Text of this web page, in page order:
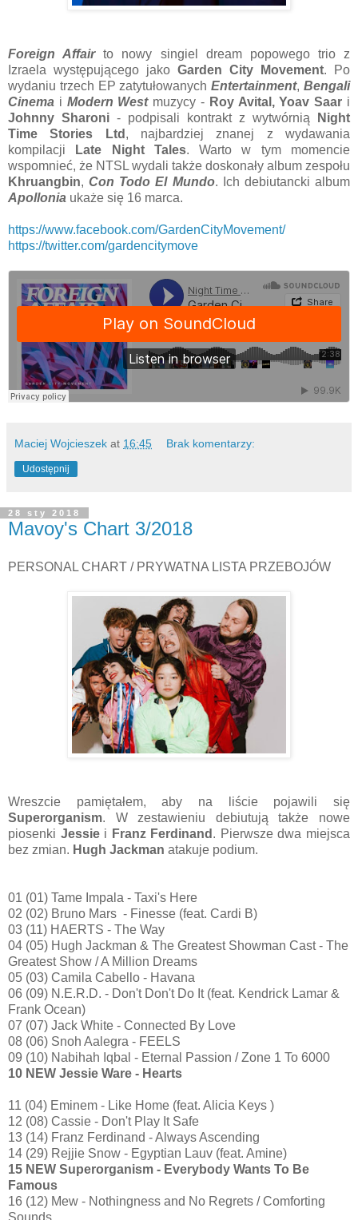
Foreign Affairto nowy singiel dream popowego trio z
Izraela występującego jako Garden City Movement. Po
wydaniu trzech EP zatytułowanychEntertainment,Bengali
Cinema i Modern Westmuzycy - Roy Avital, Yoav Saar i
Johnny Sharoni - podpisali kontrakt z wytwórnią
Night
Time Stories Ltd , najbardziej znanej z wydawania
kompilacji
Late Night Tales. Warto w tym momencie
wspomnieć, że NTSL wydali także doskonały album zespołu
Khruangbin,Con Todo El Mundo. Ich debiutancki album
Apollonia ukaże się 16 marca.
https://www.facebook.com/GardenCityMovement/
https://twitter.com/gardencitymove
Maciej Wojcieszek at 16:45 Brak komentarzy:
Udostępnij
28 sty 2018
Mavoy's Chart 3/2018
PERSONAL CHART / PRYWATNA LISTA PRZEBOJÓW
Wreszcie pamiętałem, aby na liście pojawili się
Superorganism. W zestawieniu debiutują także nowe
piosenki Jessie i Franz Ferdinand . Pierwsze dwa miejsca
bez zmian. Hugh Jackman atakuje podium.
01 (01) Tame Impala - Taxi's Here
02 (02) Bruno Mars - Finesse (feat. Cardi B)
03 (11) HAERTS - The Way
04 (05) Hugh Jackman & The Greatest Showman Cast - The
Greatest Show / A Million Dreams
05 (03) Camila Cabello - Havana
06 (09) N.E.R.D. - Don't Don't Do It (feat. Kendrick Lamar &
Frank Ocean)
07 (07) Jack White - Connected By Love
08 (06) Snoh Aalegra - FEELS
09 (10) Nabihah Iqbal - Eternal Passion / Zone 1 To 6000
10 NEW Jessie Ware - Hearts
11 (04) Eminem - Like Home (feat. Alicia Keys )
12 (08) Cassie - Don't Play It Safe
13 (14) Franz Ferdinand - Always Ascending
14 (29) Rejjie Snow - Egyptian Lauv (feat. Amine)
15 NEW Superorganism - Everybody Wants To Be
Famous
16 (12) Mew - Nothingness and No Regrets / Comforting
Sounds